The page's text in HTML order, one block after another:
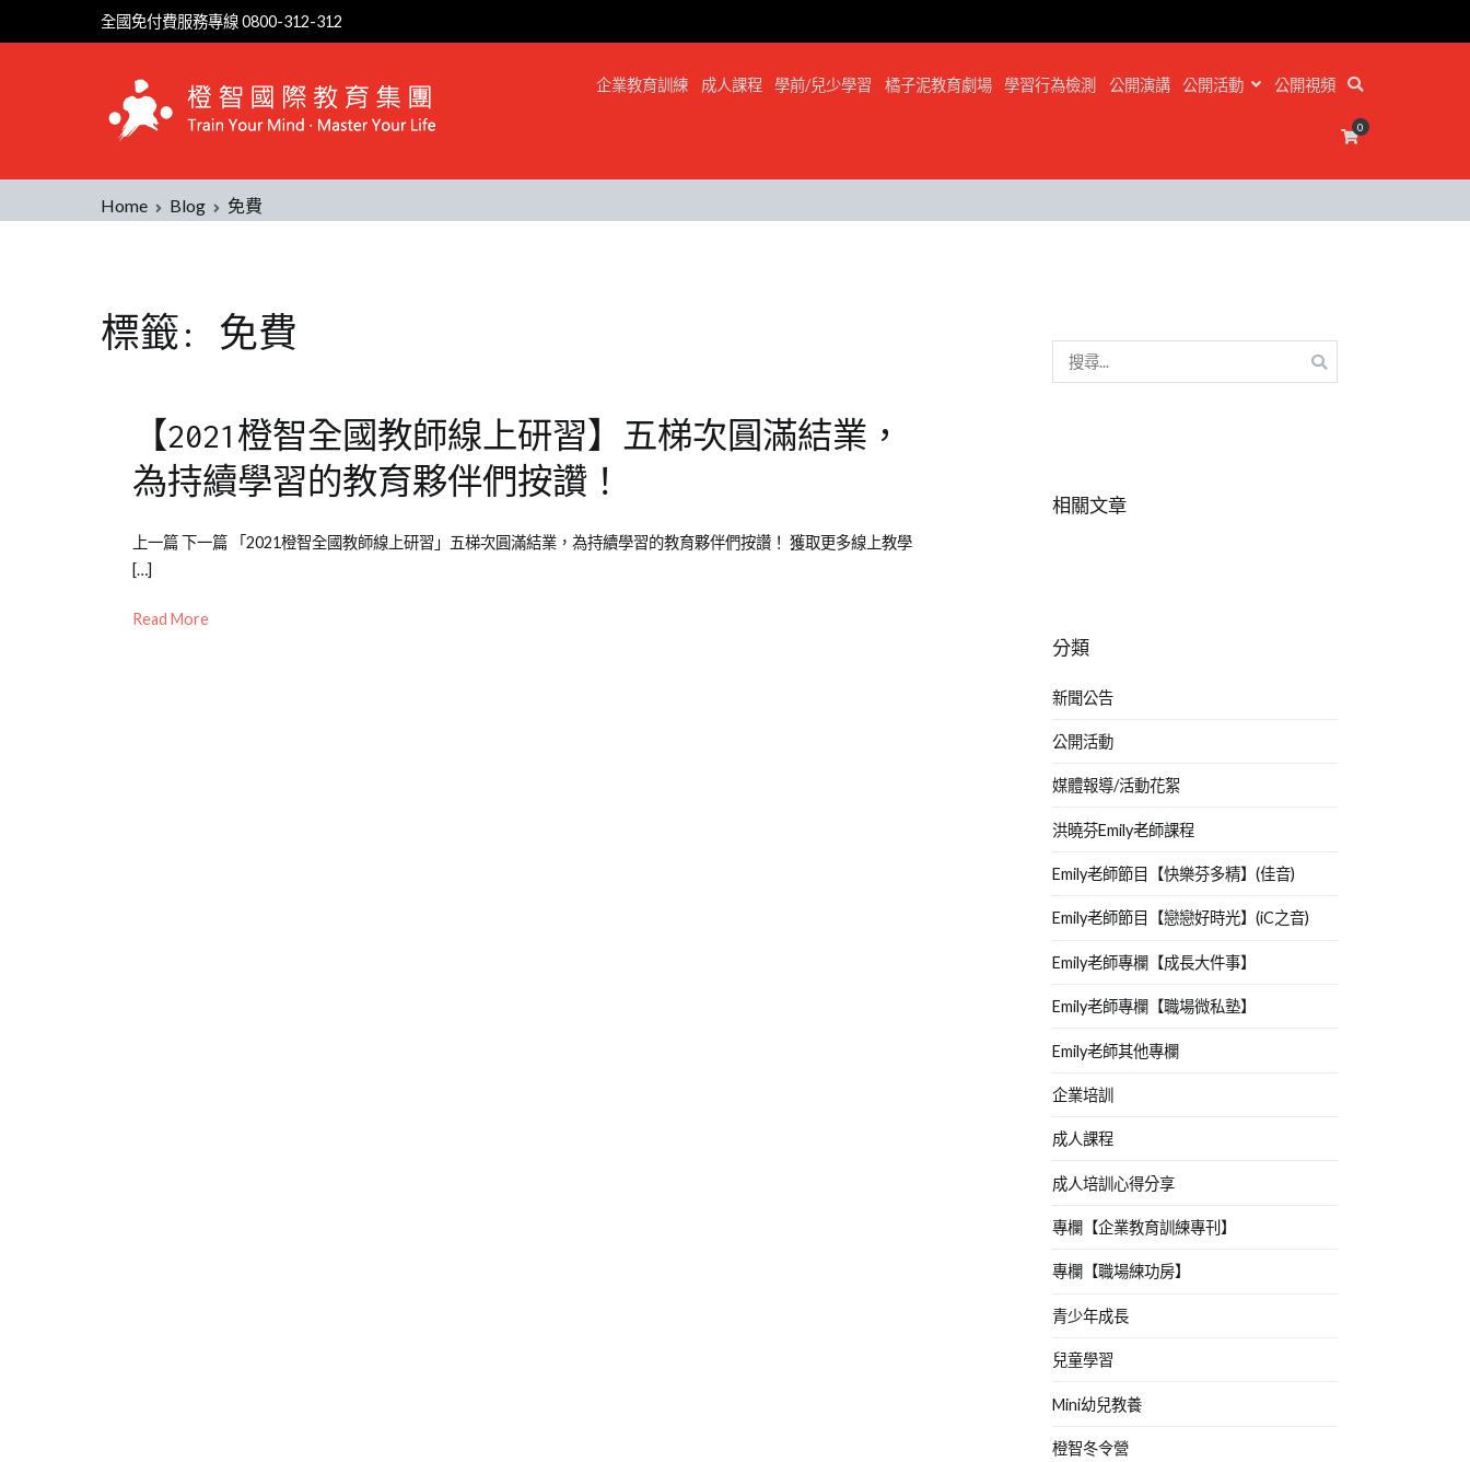
to
全國免付費服務專線 0800-312-312
企業教育訓練 成人課程 學前/兒少學習 橘子泥教育劇場 學習行為檢測 公開演講 公開活動 公開視頻
0
Home Blog 免費
標籤: 免費
【2021橙智全國教師線上研習】五梯次圓滿結業，
為持續學習的教育夥伴們按讚！
Posted
on
07-
Posted
in
開
Tagged
免
心
上一篇 下一篇 「2021橙智全國教師線上研習」五梯次圓滿結業，為持續學習的教育夥伴們按讚！ 獲取更多線上教學
[…]
Read More
尋
相關文章
分類
新聞公告
公開活動
媒體報導/活動花絮
洪曉芬Emily老師課程
Emily老師節目【快樂芬多精】(佳音)
Emily老師節目【戀戀好時光】(iC之音)
Emily老師專欄【成長大件事】
Emily老師專欄【職場微私塾】
Emily老師其他專欄
企業培訓
成人課程
成人培訓心得分享
專欄【企業教育訓練專刊】
專欄【職場練功房】
青少年成長
兒童學習
Mini幼兒教養
橙智冬令營